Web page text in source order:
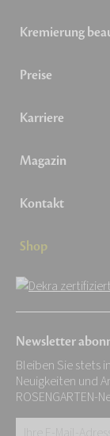
Kremierung
Preise
Karriere
Magazin
Kontakt
Shop
Newsletter
Bleiben Sie stets
Neuigkeiten und
ROSENGARTEN-